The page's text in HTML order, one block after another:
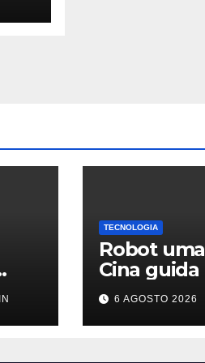
li
TECNOLOGIA
Robot
Cina guida
ma gli USA
davanti
6 AGOSTO 2026